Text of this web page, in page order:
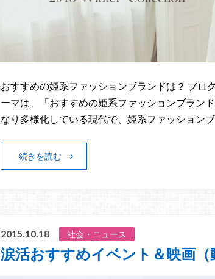
おすすめの姫系ファッションブランドは？ ブロ
ーマは、「おすすめの姫系ファッションブラン
なり多様化している現代で、姫系ファッション
続きを読む
2015.10.18 社会・ニュース
涙活おすすめイベント＆映画（